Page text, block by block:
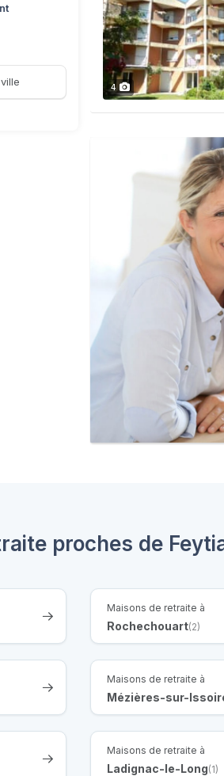
4
proches de
Maisons de retraite à
Rochechouart(2)
Maisons de retraite à
Mézières-sur-
Maisons de retraite à
Ladignac-le-Long(1)